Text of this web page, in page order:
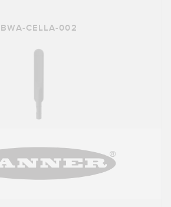
BWA-CELLA-002